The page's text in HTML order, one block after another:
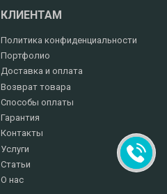
КЛИЕНТАМ
Политика конфиденциальности
Портфолио
Доставка и оплата
Возврат товара
Способы оплаты
Гарантия
Контакты
Услуги
Статьи
О нас